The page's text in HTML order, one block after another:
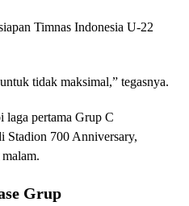
tidak maksimal,” tegasnya.
laga pertama Grup C
Stadion 700 Anniversary,
Grup